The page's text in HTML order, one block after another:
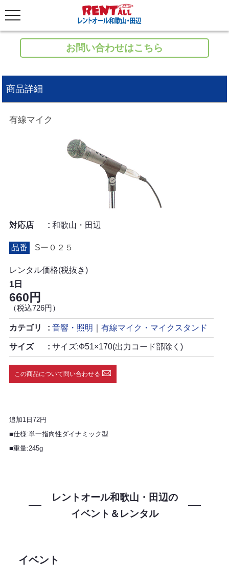
お問い合わせはこちら
商品詳細
有線マイク
対応店 和歌山・田辺
品番 Sー０２５
レンタル価格(税抜き)
1日
660円
（税込726円）
カテゴリ 音響・照明 ｜有線マイク・マイクスタンド
サイズ サイズ:Ф51×170(出力コード部除く)
この商品について問い合わせる
追加1日72円
■仕様:単一指向性ダイナミック型
■重量:245g
レントオール和歌山・田辺の
イベント＆レンタル
イベント